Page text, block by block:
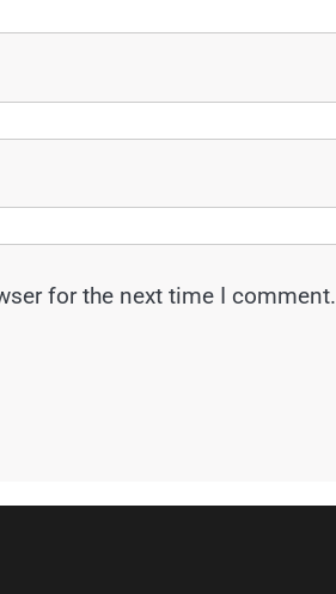
for the next time I comment.